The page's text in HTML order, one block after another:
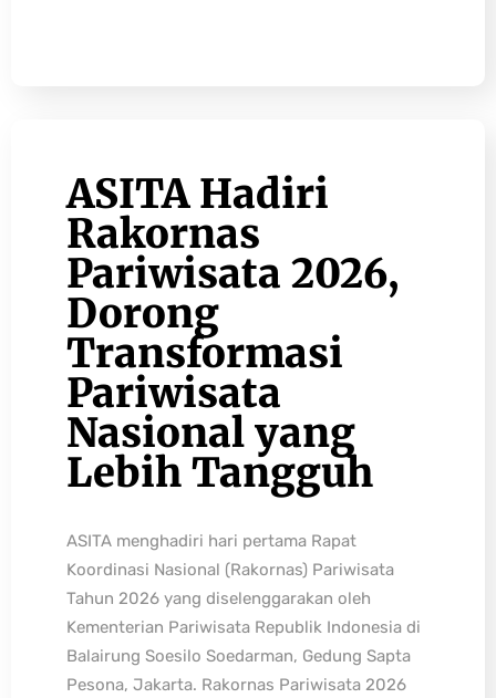
ASITA Hadiri
Rakornas
Pariwisata 2026,
Dorong
Transformasi
Pariwisata
Nasional yang
Lebih Tangguh
ASITA menghadiri hari pertama Rapat
Koordinasi Nasional (Rakornas) Pariwisata
Tahun 2026 yang diselenggarakan oleh
Kementerian Pariwisata Republik Indonesia di
Balairung Soesilo Soedarman, Gedung Sapta
Pesona, Jakarta. Rakornas Pariwisata 2026